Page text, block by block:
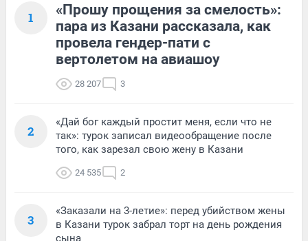
1
«Прошу прощения за смелость»:
пара из Казани рассказала, как
провела гендер-пати с
вертолетом на авиашоу
28 207 3
2
«Дай бог каждый простит меня, если что не
так»: турок записал видеообращение после
того, как зарезал свою жену в Казани
24 535 2
3
«Заказали на 3-летие»: перед убийством жены
в Казани турок забрал торт на день рождения
сына